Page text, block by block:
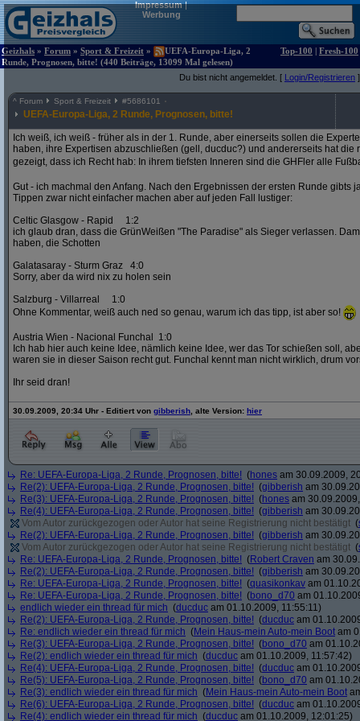
Impressum|
Werbung
Geizhals » Forum » Sport & Freizeit »
UEFA-Europa-Liga, 2
Runde, Prognosen, bitte! (440 Beiträge, 13099 Mal gelesen)
Top-100 | Fresh-100
Du bist nicht angemeldet. [ Login/Registrieren ]
^ Forum Sport & Freizeit #5686101
UEFA-Europa-Liga, 2 Runde, Prognosen, bitte!
Ich weiß, ich weiß - früher als in der 1. Runde, aber einerseits sollen die
haben, ihre Expertisen abzuschließen (gell, ducduc?) und andererseits hat die
gezeigt, dass ich Recht hab: In ihrem tiefsten Inneren sind die GHFler alle
Gut - ich machmal den Anfang. Nach den Ergebnissen der ersten Runde gibts
Tippen zwar nicht einfacher machen aber auf jeden Fall lustiger:
Celtic Glasgow - Rapid 1:2
ich glaub dran, dass die GrünWeißen "The Paradise" als Sieger verlassen.
haben, die Schotten
Galatasaray - Sturm Graz 4:0
Sorry, aber da wird nix zu holen sein
Salzburg - Villarreal 1:0
Ohne Kommentar, weiß auch ned so genau, warum ich das tipp, ist aber so!
Austria Wien - Nacional Funchal 1:0
Ich hab hier auch keine Idee, nämlich keine Idee, wer das Tor schießen soll,
waren sie in dieser Saison recht gut. Funchal kennt man nicht wirklich, drum
Ihr seid dran!
30.09.2009, 20:34 Uhr - Editiert von gibberish , alte Version: hier
Re: UEFA-Europa-Liga, 2 Runde, Prognosen, bitte! (hones am 30.09.2009,
Re(2): UEFA-Europa-Liga, 2 Runde, Prognosen, bitte! (gibberish am
Re(3): UEFA-Europa-Liga, 2 Runde, Prognosen, bitte! (hones am
Re(4): UEFA-Europa-Liga, 2 Runde, Prognosen, bitte! (gibberish am
Vom Autor zurückgezogen oder Autor hat seine Registrierung nicht bestätigt (
Re(2): UEFA-Europa-Liga, 2 Runde, Prognosen, bitte! (gibberish am
Vom Autor zurückgezogen oder Autor hat seine Registrierung nicht bestätigt (
Re: UEFA-Europa-Liga, 2 Runde, Prognosen, bitte! (Robert Craven am
Re(2): UEFA-Europa-Liga, 2 Runde, Prognosen, bitte! (gibberish am
Re: UEFA-Europa-Liga, 2 Runde, Prognosen, bitte! (quasikonkav am
Re: UEFA-Europa-Liga, 2 Runde, Prognosen, bitte! (bono_d70 am
endlich wieder ein thread für mich (ducduc am 01.10.2009, 11:55:11)
Re(2): UEFA-Europa-Liga, 2 Runde, Prognosen, bitte! (ducduc am
Re: endlich wieder ein thread für mich (Mein Haus-mein Auto-mein Boot am
Re(3): UEFA-Europa-Liga, 2 Runde, Prognosen, bitte! (bono_d70 am
Re(2): endlich wieder ein thread für mich (ducduc am 01.10.2009, 11:57:42)
Re(4): UEFA-Europa-Liga, 2 Runde, Prognosen, bitte! (ducduc am
Re(5): UEFA-Europa-Liga, 2 Runde, Prognosen, bitte! (bono_d70 am
Re(3): endlich wieder ein thread für mich (Mein Haus-mein Auto-mein Boot
Re(6): UEFA-Europa-Liga, 2 Runde, Prognosen, bitte! (ducduc am
Re(4): endlich wieder ein thread für mich (ducduc am 01.10.2009, 12:01:25)